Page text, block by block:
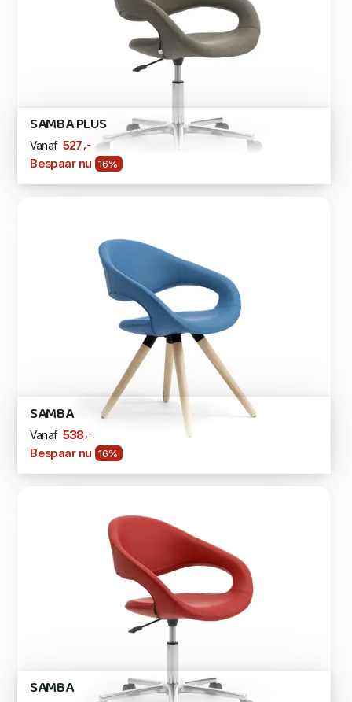
SAMBA PLUS
Vanaf 527 ,-
Bespaar nu 16%
SAMBA
Vanaf 538,-
Bespaar nu 16%
SAMBA